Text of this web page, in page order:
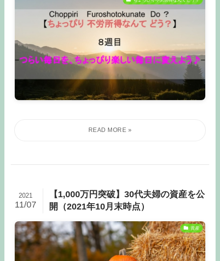
【1,000万円突破】30代夫婦の資産を公
開（2021年10月末時点）
2021
11/07
資産